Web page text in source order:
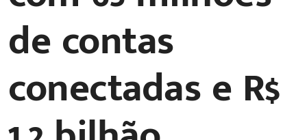
de contas
conectadas e R$